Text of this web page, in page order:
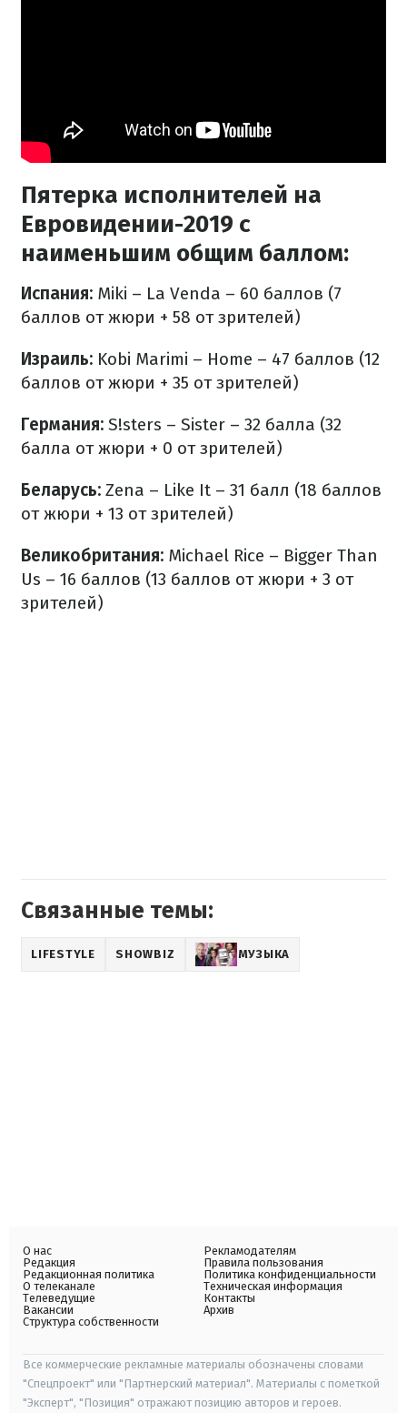
Пятерка исполнителей на
Евровидении-2019 с
наименьшим общим баллом:
Испания: Miki – La Venda – 60 баллов (7
баллов от жюри + 58 от зрителей)
Израиль: Kobi Marimi – Home – 47 баллов (12
баллов от жюри + 35 от зрителей)
Германия: S!sters – Sister – 32 балла (32
балла от жюри + 0 от зрителей)
Беларусь: Zena – Like It – 31 балл (18 баллов
от жюри + 13 от зрителей)
Великобритания: Michael Rice – Bigger Than
Us – 16 баллов (13 баллов от жюри + 3 от
зрителей)
Связанные темы:
LIFESTYLE SHOWBIZ МУЗЫКА
О нас
Редакция
Редакционная политика
О телеканале
Телеведущие
Вакансии
Структура собственности
Рекламодателям
Правила пользования
Политика конфиденциальности
Техническая информация
Контакты
Архив
Все коммерческие рекламные материалы обозначены словами
"Спецпроект" или "Партнерский материал". Материалы с пометкой
"Эксперт", "Позиция" отражают позицию авторов и героев.